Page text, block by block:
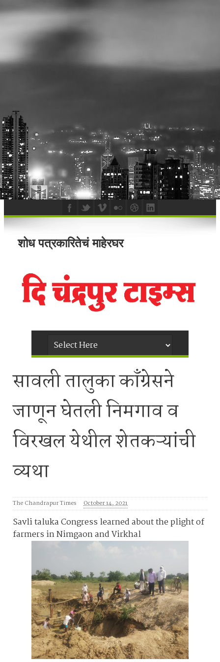
शोध पत्रकारितेचं माहेरघर
सावली तालुका काँग्रेसने
जाणून घेतली निमगाव व
विरखल येथील शेतकऱ्यांची
व्यथा
The Chandrapur Times October 14, 2021
Savli taluka Congress learned about the plight of
farmers in Nimgaon and Virkhal